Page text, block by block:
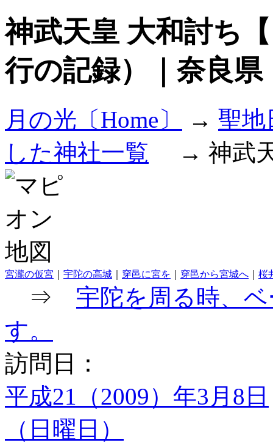
神武天皇 大和討ち
行の記録）｜奈良県
月の光〔Home〕 → 聖地
した神社一覧 → 神武天
宮瀧の仮宮 宇陀の高城 穿邑に宮を 穿邑から宮城へ 桜
⇒ 宇陀を周る時、
す。
訪問日：
平成21（2009）年3月8日
（日曜日）